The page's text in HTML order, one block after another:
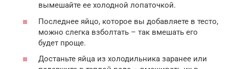
вымешайте ее холодной лопаточкой.
Последнее яйцо, которое вы добавляете в тесто,
можно слегка взболтать – так вмешать его
будет проще.
Достаньте яйца из холодильника заранее или